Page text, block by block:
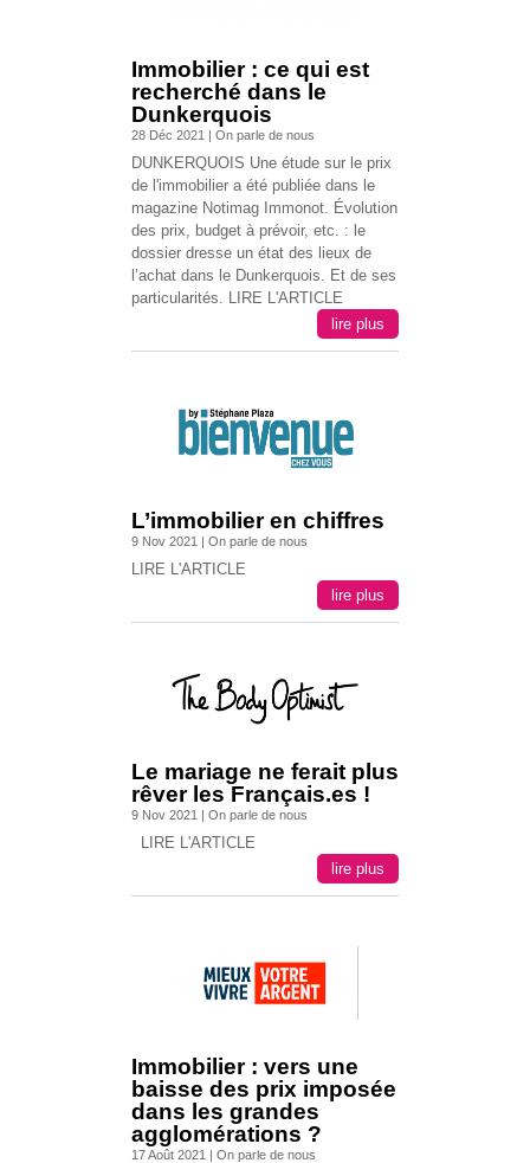
Immobilier : ce qui est
recherché dans le
Dunkerquois
28 Déc 2021 | On parle de nous
DUNKERQUOIS Une étude sur le prix
de l'immobilier a été publiée dans le
magazine Notimag Immonot. Évolution
des prix, budget à prévoir, etc. : le
dossier dresse un état des lieux de
l’achat dans le Dunkerquois. Et de ses
particularités. LIRE L'ARTICLE
lire plus
L’immobilier en chiffres
9 Nov 2021 | On parle de nous
LIRE L'ARTICLE
lire plus
Le mariage ne ferait plus
rêver les Français.es !
9 Nov 2021 | On parle de nous
LIRE L'ARTICLE
lire plus
Immobilier : vers une
baisse des prix imposée
dans les grandes
agglomérations ?
17 Août 2021 | On parle de nous